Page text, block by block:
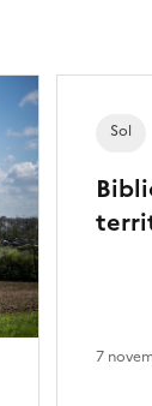
Sol
7